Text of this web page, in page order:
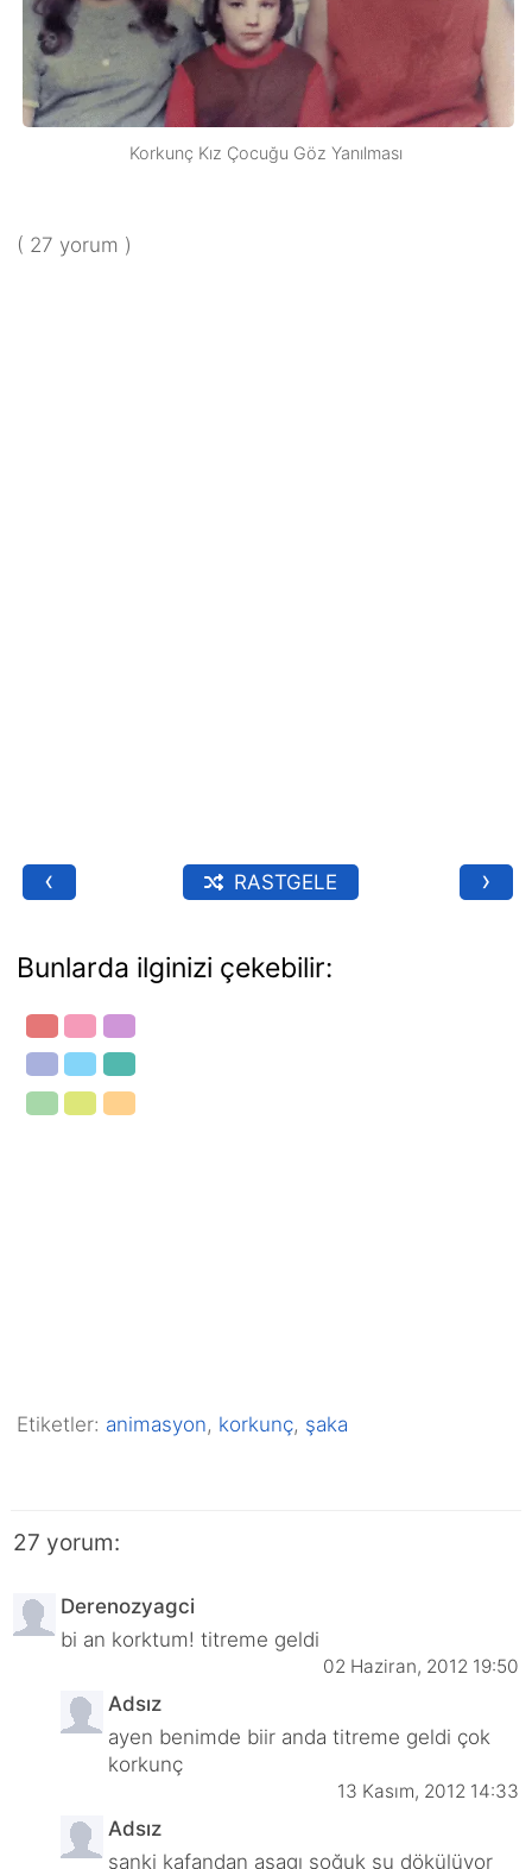
Korkunç Kız Çocuğu Göz Yanılması
( 27 yorum )
‹ ›
RASTGELE
Bunlarda ilginizi çekebilir:
Etiketler: animasyon, korkunç, şaka
27 yorum:
Derenozyagci
bi an korktum! titreme geldi
02 Haziran, 2012 19:50
Adsız
ayen benimde biir anda titreme geldi çok
korkunç
13 Kasım, 2012 14:33
Adsız
sanki kafandan aşagı soğuk su dökülüyor